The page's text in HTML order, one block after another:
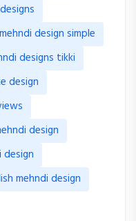
mehndi design simple
designs tikki
design
design
design
mehndi design